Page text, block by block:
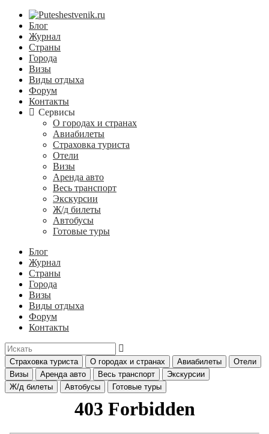
Блог
Журнал
Страны
Города
Визы
Виды отдыха
Форум
Контакты
Сервисы
О городах и странах
Авиабилеты
Страховка туриста
Отели
Визы
Аренда авто
Весь транспорт
Экскурсии
Ж/д билеты
Автобусы
Готовые туры
Блог
Журнал
Страны
Города
Визы
Виды отдыха
Форум
Контакты
Страховка туриста О городах и странах Авиабилеты
Отели
Визы
Аренда авто Весь транспорт
Экскурсии
Ж/д билеты
Автобусы Готовые туры